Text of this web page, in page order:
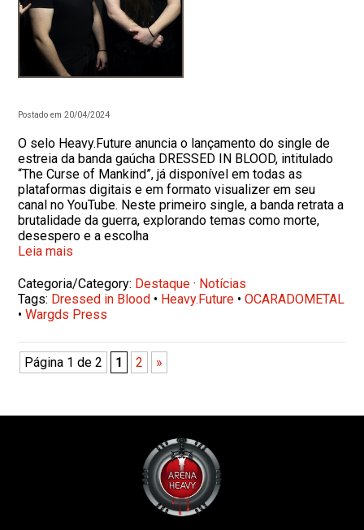
Postado em 20/04/2024
O selo Heavy.Future anuncia o lançamento do single de
estreia da banda gaúcha DRESSED IN BLOOD, intitulado
“The Curse of Mankind”, já disponível em todas as
plataformas digitais e em formato visualizer em seu
canal no YouTube. Neste primeiro single, a banda retrata a
brutalidade da guerra, explorando temas como morte,
desespero e a escolha
Leia mais
Categoria/Category: Destaque · Notícias
Tags: Dressed in Blood • Heavy.Future •OCARADOMETAL
•Wargds Press
Página 1 de 2 1 2 »